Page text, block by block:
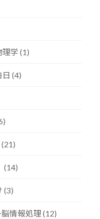
学 (1)
(4)
(14)
(3)
情報処理 (12)